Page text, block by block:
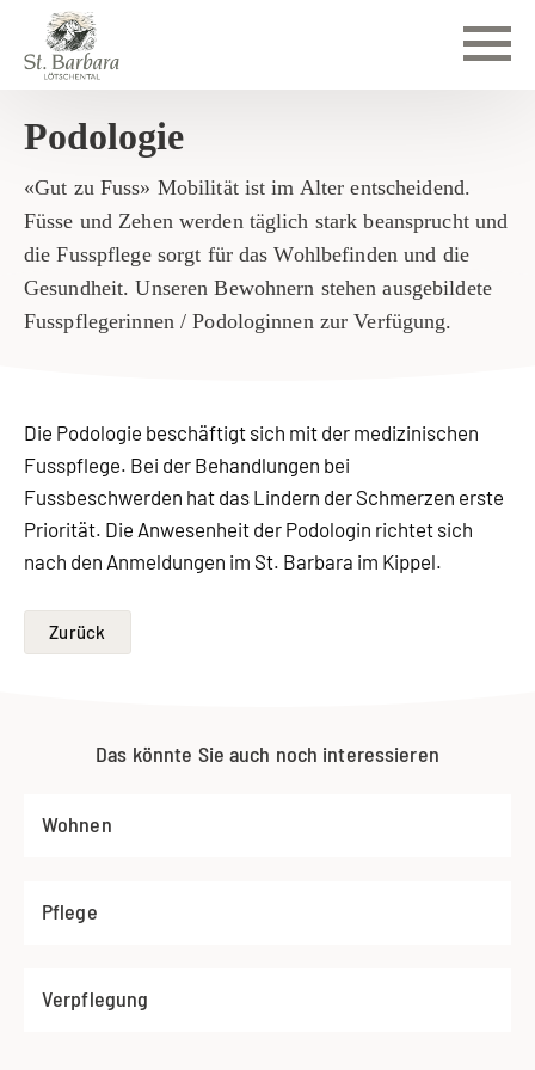
Podologie
«Gut zu Fuss» Mobilität ist im Alter entscheidend.
Füsse und Zehen werden täglich stark beansprucht und
die Fusspflege sorgt für das Wohlbefinden und die
Gesundheit. Unseren Bewohnern stehen ausgebildete
Fusspflegerinnen / Podologinnen zur Verfügung.
Die Podologie beschäftigt sich mit der medizinischen
Fusspflege. Bei der Behandlungen bei
Fussbeschwerden hat das Lindern der Schmerzen erste
Priorität. Die Anwesenheit der Podologin richtet sich
nach den Anmeldungen im St. Barbara im Kippel.
Zurück
Das könnte Sie auch noch interessieren
Wohnen
Pflege
Verpflegung